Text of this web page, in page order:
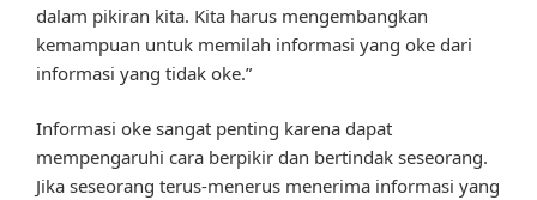
dalam pikiran kita. Kita harus mengembangkan
kemampuan untuk memilah informasi yang oke dari
informasi yang tidak oke.”
Informasi oke sangat penting karena dapat
mempengaruhi cara berpikir dan bertindak seseorang.
Jika seseorang terus-menerus menerima informasi yang